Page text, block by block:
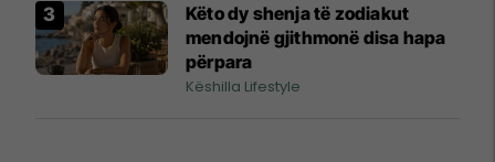
Këto dy shenja të zodiakut
mendojnë gjithmonë disa hapa
përpara
Këshilla Lifestyle